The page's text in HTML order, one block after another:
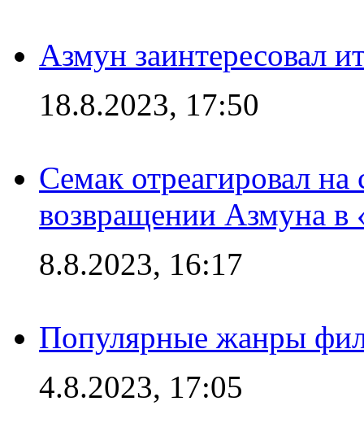
Азмун заинтересовал
18.8.2023, 17:50
Семак отреагировал
возвращении Азмуна в
8.8.2023, 16:17
Популярные жанры
4.8.2023, 17:05